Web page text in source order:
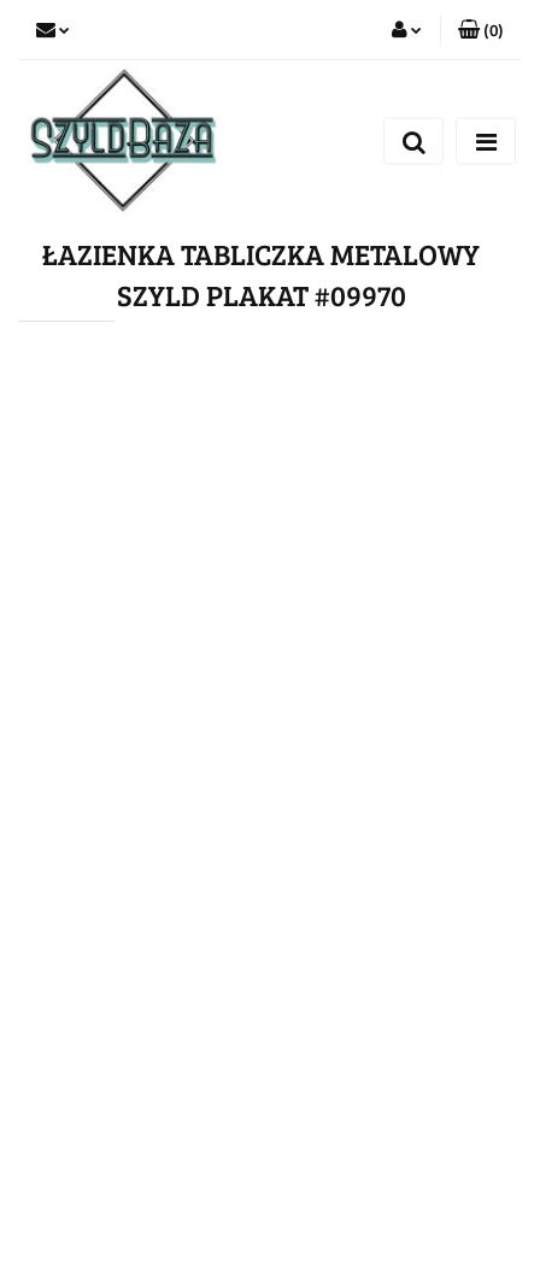
Zarejestruj się
(0)
ŁAZIENKA TABLICZKA METALOWY
SZYLD PLAKAT #09970